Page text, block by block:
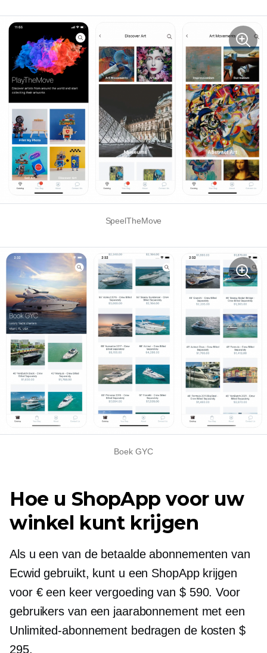
SpeelTheMove
Boek GYC
Hoe u ShopApp voor uw
winkel kunt krijgen
Als u een van de betaalde abonnementen van
Ecwid gebruikt, kunt u een ShopApp krijgen
voor €een keervergoeding van $ 590. Voor
gebruikers van een jaarabonnement met een
Unlimited-abonnement bedragen de kosten $
295.